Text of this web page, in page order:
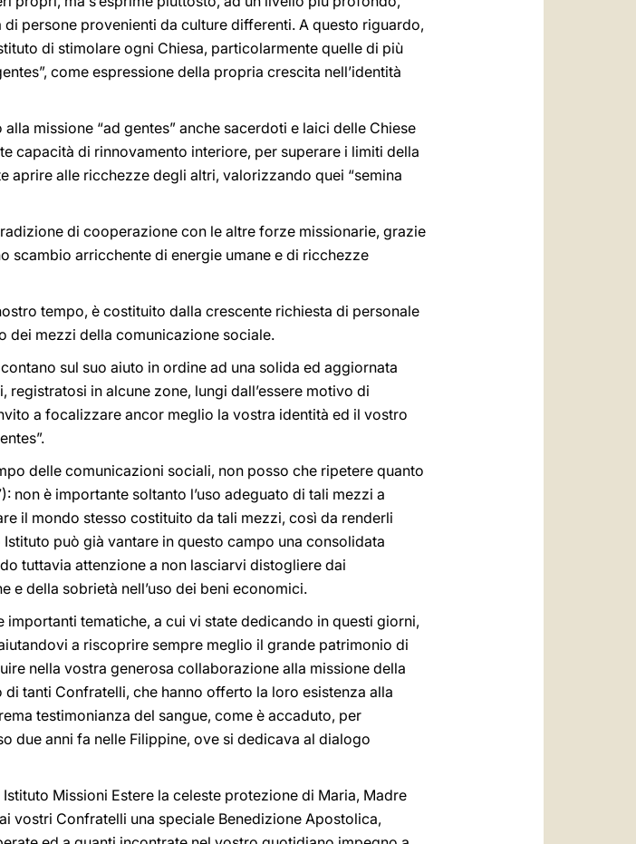
persone provenienti da culture differenti. A questo riguardo,
di stimolare ogni Chiesa, particolarmente quelle di più
come espressione della propria crescita nell’identità
missione “ad gentes” anche sacerdoti e laici delle Chiese
capacità di rinnovamento interiore, per superare i limiti della
aprire alle ricchezze degli altri, valorizzando quei “semina
di cooperazione con le altre forze missionarie, grazie
scambio arricchente di energie umane e di ricchezze
tempo, è costituito dalla crescente richiesta di personale
dei mezzi della comunicazione sociale.
sul suo aiuto in ordine ad una solida ed aggiornata
in alcune zone, lungi dall’essere motivo di
a focalizzare ancor meglio la vostra identità ed il vostro
delle comunicazioni sociali, non posso che ripetere quanto
non è importante soltanto l’uso adeguato di tali mezzi a
il mondo stesso costituito da tali mezzi, così da renderli
può già vantare in questo campo una consolidata
tuttavia attenzione a non lasciarvi distogliere dai
della sobrietà nell’uso dei beni economici.
tematiche, a cui vi state dedicando in questi giorni,
a riscoprire sempre meglio il grande patrimonio di
nella vostra generosa collaborazione alla missione della
tanti Confratelli, che hanno offerto la loro esistenza alla
testimonianza del sangue, come è accaduto, per
due anni fa nelle Filippine, ove si dedicava al dialogo
Missioni Estere la celeste protezione di Maria, Madre
vostri Confratelli una speciale Benedizione Apostolica,